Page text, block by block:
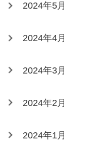
2024年5月
2024年4月
2024年3月
2024年2月
2024年1月